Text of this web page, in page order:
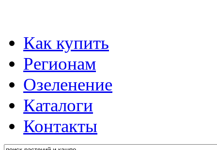
Как купить
Регионам
Озеленение
Каталоги
Контакты